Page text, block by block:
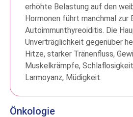
erhöhte Belastung auf den
Hormonen führt manchmal zur
Autoimmunthyreoiditis. Die
Unverträglichkeit gegenüber
Hitze, starker Tränenfluss,
Muskelkrämpfe,
Larmoyanz, Müdigkeit.
Önkologie